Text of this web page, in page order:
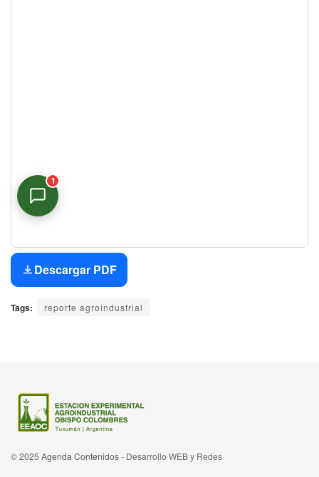
Descargar PDF
Tags: reporte agroindustrial
© 2025 Agenda Contenidos- Desarrollo WEB y Redes
1
Asistente Virtual
En línea